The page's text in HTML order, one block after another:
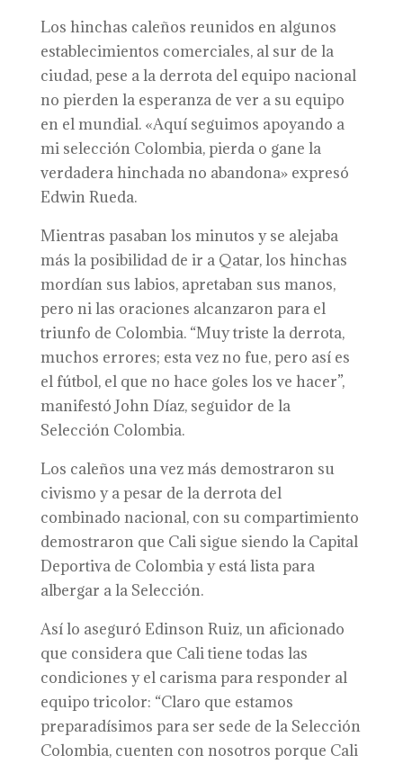
Los hinchas caleños reunidos en algunos
establecimientos comerciales, al sur de la
ciudad, pese a la derrota del equipo nacional
no pierden la esperanza de ver a su equipo
en el mundial. «Aquí seguimos apoyando a
mi selección Colombia, pierda o gane la
verdadera hinchada no abandona» expresó
Edwin Rueda.
Mientras pasaban los minutos y se alejaba
más la posibilidad de ir a Qatar, los hinchas
mordían sus labios, apretaban sus manos,
pero ni las oraciones alcanzaron para el
triunfo de Colombia. “Muy triste la derrota,
muchos errores; esta vez no fue, pero así es
el fútbol, el que no hace goles los ve hacer”,
manifestó John Díaz, seguidor de la
Selección Colombia.
Los caleños una vez más demostraron su
civismo y a pesar de la derrota del
combinado nacional, con su compartimiento
demostraron que Cali sigue siendo la Capital
Deportiva de Colombia y está lista para
albergar a la Selección.
Así lo aseguró Edinson Ruiz, un aficionado
que considera que Cali tiene todas las
condiciones y el carisma para responder al
equipo tricolor: “Claro que estamos
preparadísimos para ser sede de la Selección
Colombia, cuenten con nosotros porque Cali